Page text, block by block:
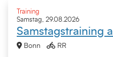
Training
Samstag, 29.08.2026
Samstagstraining
Bonn RR